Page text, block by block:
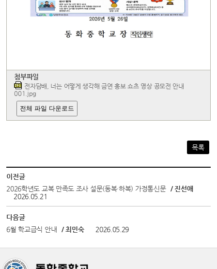
첨부파일
전자담배, 너는 어떻게 생각해 금연 홍보 쇼츠 영상 공모전 안내
001.jpg
전체 파일 다운로드
목록
이전글
2026학년도 교복 만족도 조사 설문(동복·하복) 가정통신문
/ 진선애
2026.05.21
다음글
6월 학교급식 안내
/ 최민숙 2026.05.29